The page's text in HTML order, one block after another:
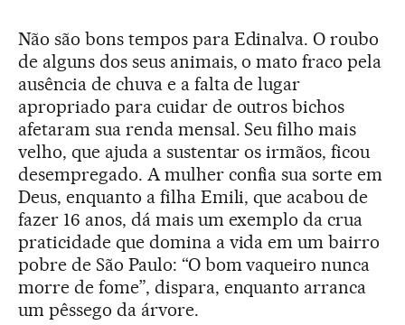
Não são bons tempos para Edinalva. O roubo
de alguns dos seus animais, o mato fraco pela
ausência de chuva e a falta de lugar
apropriado para cuidar de outros bichos
afetaram sua renda mensal. Seu filho mais
velho, que ajuda a sustentar os irmãos, ficou
desempregado. A mulher confia sua sorte em
Deus, enquanto a filha Emili, que acabou de
fazer 16 anos, dá mais um exemplo da crua
praticidade que domina a vida em um bairro
pobre de São Paulo: “O bom vaqueiro nunca
morre de fome”, dispara, enquanto arranca
um pêssego da árvore.